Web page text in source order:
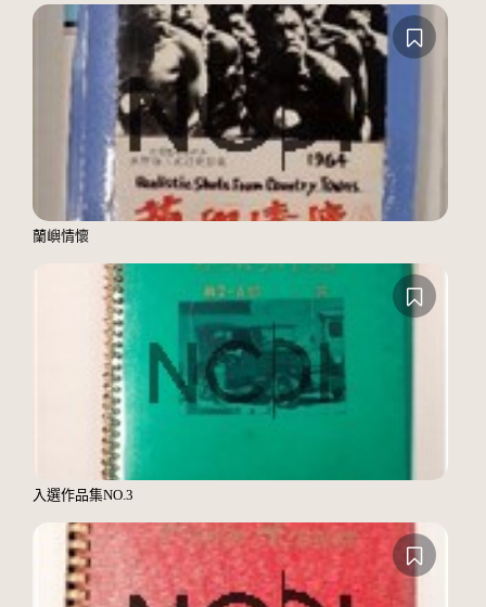
蘭嶼情懷
入選作品集NO.3